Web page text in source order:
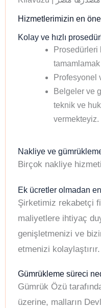
Hizmetlerimizin en
Kolay ve hızlı
Prosedürleri
Profesyonel
Belgeler ve
teknik ve
vermekteyiz.
Nakliye ve
Birçok nakliye
Ek ücretler olmadan
Şirketimiz rekabetçi
maliyetlere ihtiyaç
genişletmenizi ve
etmenizi kolaylaştırır.
Gümrükleme süreci
Gümrük Özü
üzerine, malların